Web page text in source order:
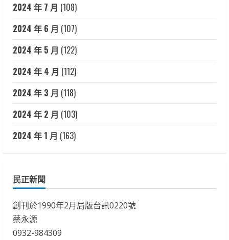
2024 年 7 月 (108)
2024 年 6 月 (107)
2024 年 5 月 (122)
2024 年 4 月 (112)
2024 年 3 月 (118)
2024 年 2 月 (103)
2024 年 1 月 (163)
民正新聞
創刊於1990年2月局版台訊0220號
蔡永源
0932-984309